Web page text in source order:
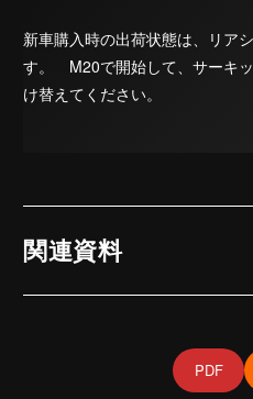
新車購入時の出荷状態は、リア
す。 M20で開始して、サーキ
け替えてください。
関連資料
PDF